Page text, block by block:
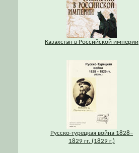
Казахстан в Российской империи
Русско-турецкая война 1828–
1829 гг. (1829 г.)